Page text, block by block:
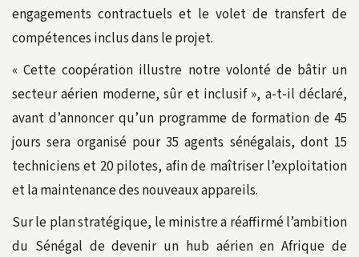
engagements contractuels et le volet de transfert de
compétences inclus dans le projet.
« Cette coopération illustre notre volonté de bâtir un
secteur aérien moderne, sûr et inclusif », a-t-il déclaré,
avant d’annoncer qu’un programme de formation de 45
jours sera organisé pour 35 agents sénégalais, dont 15
techniciens et 20 pilotes, afin de maîtriser l’exploitation
et la maintenance des nouveaux appareils.
Sur le plan stratégique, le ministre a réaffirmé l’ambition
du Sénégal de devenir un hub aérien en Afrique de